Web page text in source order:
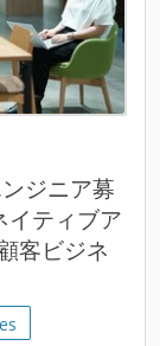
ジニア募
イティブア
客ビジネ